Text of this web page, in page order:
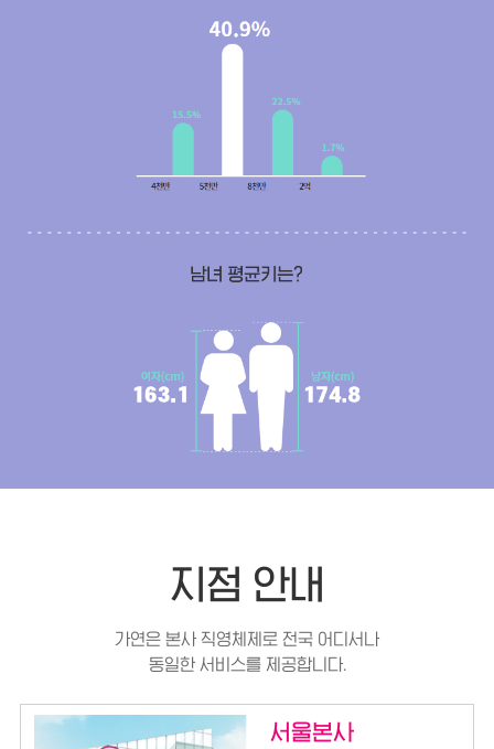
지점 안내
가연은 본사 직영체제로 전국 어디서나
동일한 서비스를 제공합니다.
서울본사